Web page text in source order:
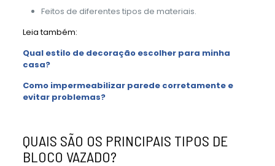
Feitos de diferentes tipos de materiais.
Leia também:
Qual estilo de decoração escolher para minha
casa?
Como impermeabilizar parede corretamente e
evitar problemas?
QUAIS SÃO OS PRINCIPAIS TIPOS DE
BLOCO VAZADO?